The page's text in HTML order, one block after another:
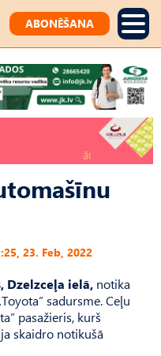
ABONĒŠANA
23. Feb, 2022
Dzelzceļa ielā, notika
sadursme. Ceļu
pasažieris, kurš
skaidro notikušā